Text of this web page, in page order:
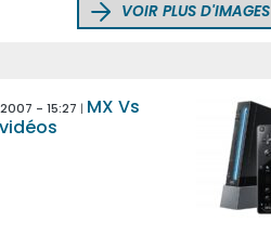
VOIR PLUS D'IMAGES
- 15:27
MX Vs